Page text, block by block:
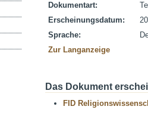
Dokumentart:
Erscheinungsdatum:
Sprache:
Zur Langanzeige
Das Dokument
FID